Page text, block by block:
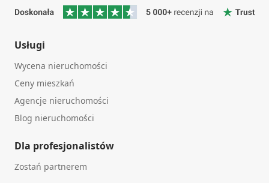
Usługi
Wycena nieruchomości
Ceny mieszkań
Agencje nieruchomości
Blog nieruchomości
Dla profesjonalistów
Zostań partnerem